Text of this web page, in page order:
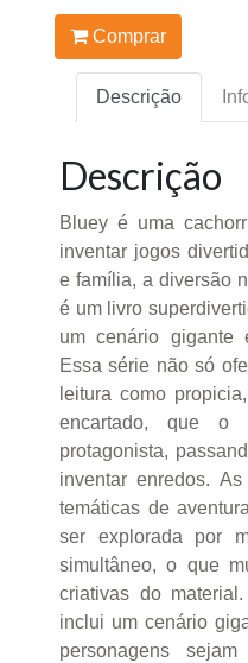
Comprar
Descrição
Descrição
Bluey é uma
inventar jogos
e família, a diversão
é um livro
um cenário gigante
Essa série não só
leitura como
encartado, que o
protagonista,
inventar enredos.
temáticas de
ser explorada por
simultâneo, o que
criativas do
inclui um cenário
personagens